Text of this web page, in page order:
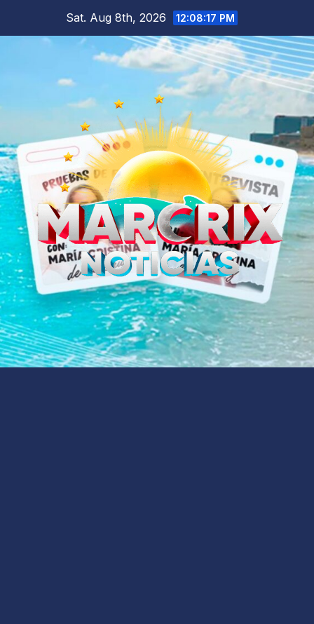
Sat. Aug 8th, 2026 12:08:18 PM